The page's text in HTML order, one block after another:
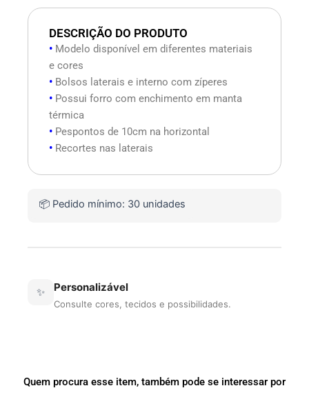
DESCRIÇÃO DO PRODUTO
• Modelo disponível em diferentes materiais
e cores
• Bolsos laterais e interno com zíperes
• Possui forro com enchimento em manta
térmica
• Pespontos de 10cm na horizontal
• Recortes nas laterais
📦 Pedido mínimo: 30 unidades
✨ Personalizável
Consulte cores, tecidos e possibilidades.
Quem procura esse item, também pode se interessar por